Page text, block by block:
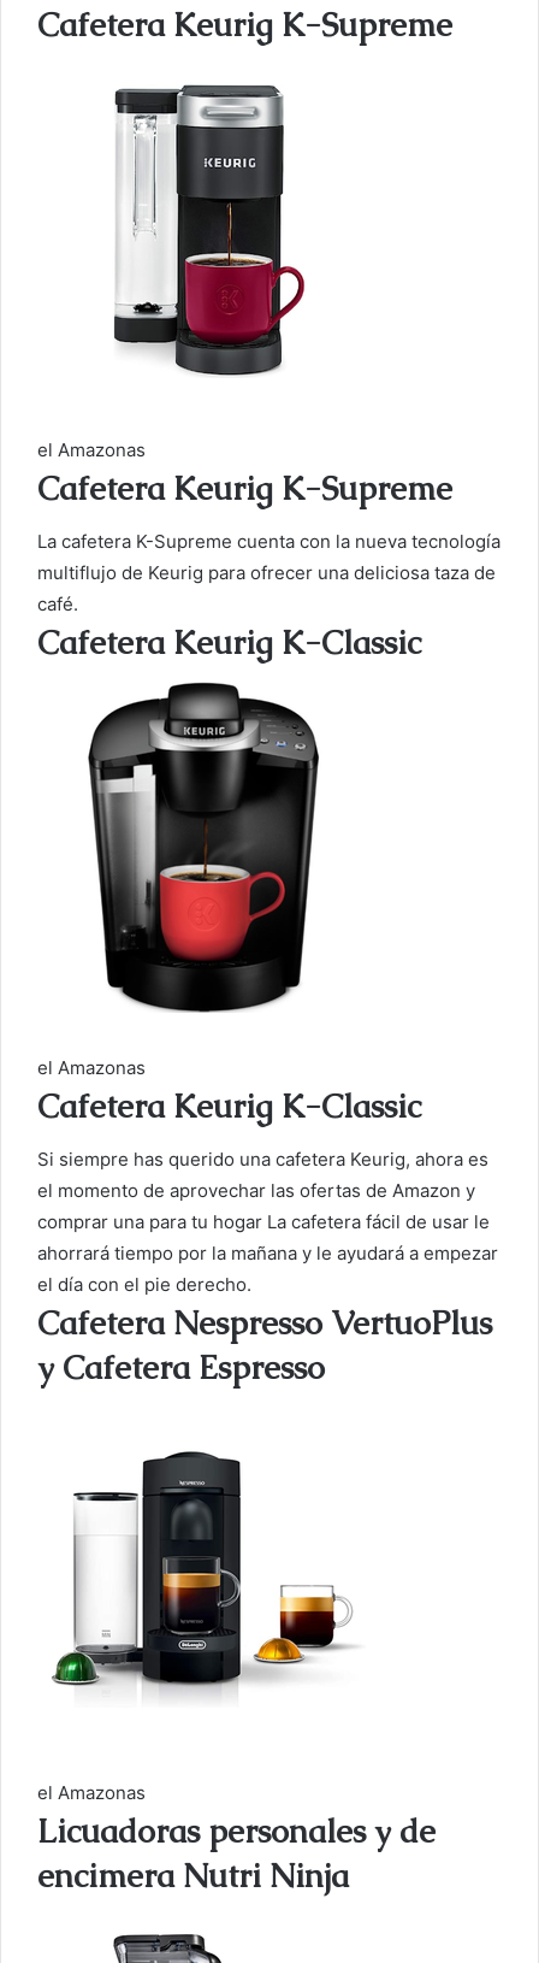
Cafetera Keurig K-Supreme
el Amazonas
Cafetera Keurig K-Supreme
La cafetera K-Supreme cuenta con la nueva tecnología
multiflujo de Keurig para ofrecer una deliciosa taza de
café.
Cafetera Keurig K-Classic
el Amazonas
Cafetera Keurig K-Classic
Si siempre has querido una cafetera Keurig, ahora es
el momento de aprovechar las ofertas de Amazon y
comprar una para tu hogar La cafetera fácil de usar le
ahorrará tiempo por la mañana y le ayudará a empezar
el día con el pie derecho.
Cafetera Nespresso VertuoPlus
y Cafetera Espresso
el Amazonas
Licuadoras personales y de
encimera Nutri Ninja